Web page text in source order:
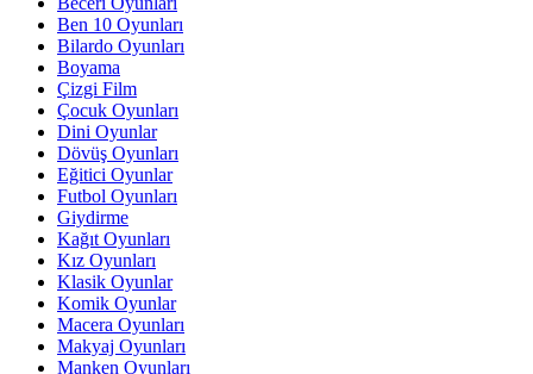
Ben 10 Oyunları
Bilardo Oyunları
Boyama
Çizgi Film
Çocuk Oyunları
Dini Oyunlar
Dövüş Oyunları
Eğitici Oyunlar
Futbol Oyunları
Giydirme
Kağıt Oyunları
Kız Oyunları
Klasik Oyunlar
Komik Oyunlar
Macera Oyunları
Makyaj Oyunları
Manken Oyunları